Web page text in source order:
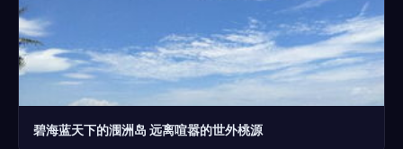
碧海蓝天下的涠洲岛 远离喧嚣的世外桃源